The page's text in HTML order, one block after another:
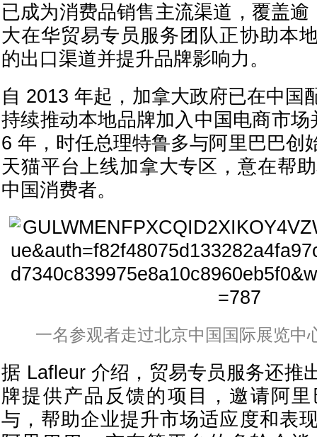
已成为消费品销售主流渠道，覆盖
大在华贸易专员服务团队正协助本
的出口渠道并提升品牌影响力。
自 2013 年起，加拿大政府已在中国
持续推动本地品牌加入中国电商市
6 年，时任总理特鲁多与阿里巴巴创
天猫平台上线加拿大专区，意在帮
中国消费者。
一名参观者走过北京中国国际展览中
据 Lafleur 介绍，贸易专员服务还推
牌提供产品反馈的项目，邀请阿
与，帮助企业提升市场适应度和表